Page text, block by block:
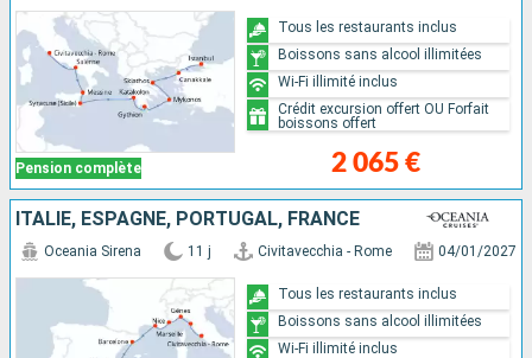
Pension complète 2 065 €
Tous les restaurants inclus
Boissons sans alcool illimitées
Wi-Fi illimité inclus
Crédit excursion offert OU Forfait
boissons offert
ITALIE, ESPAGNE, PORTUGAL, FRANCE
Oceania Sirena 11 j Civitavecchia - Rome 04/01/2027
Tous les restaurants inclus
Boissons sans alcool illimitées
Wi-Fi illimité inclus